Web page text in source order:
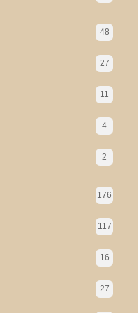
48
27
11
4
2
176
117
16
27